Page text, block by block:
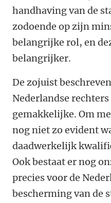
handhaving van de
zodoende op zijn
belangrijke rol, en
belangrijker.
De zojuist
Nederlandse
gemakkelijke. Om
nog niet zo evident
daadwerkelijk
Ook bestaat er nog
precies voor de
bescherming van de